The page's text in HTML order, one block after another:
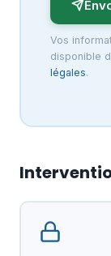
Vos
disponible
légales.